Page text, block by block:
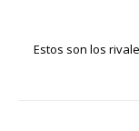
Estos son los